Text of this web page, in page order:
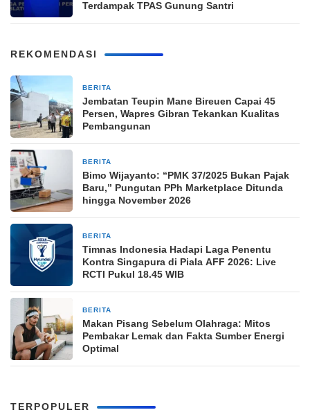
Terdampak TPAS Gunung Santri
REKOMENDASI
BERITA
Jembatan Teupin Mane Bireuen Capai 45
Persen, Wapres Gibran Tekankan Kualitas
Pembangunan
BERITA
Bimo Wijayanto: “PMK 37/2025 Bukan Pajak
Baru,” Pungutan PPh Marketplace Ditunda
hingga November 2026
BERITA
Timnas Indonesia Hadapi Laga Penentu
Kontra Singapura di Piala AFF 2026: Live
RCTI Pukul 18.45 WIB
BERITA
Makan Pisang Sebelum Olahraga: Mitos
Pembakar Lemak dan Fakta Sumber Energi
Optimal
TERPOPULER